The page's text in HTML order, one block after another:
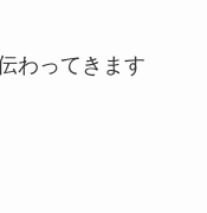
わってきます